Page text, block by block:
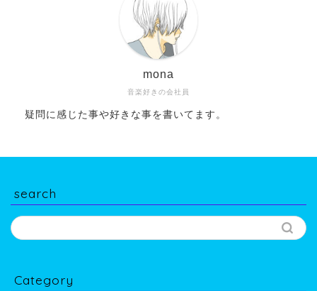
音楽好きの会社員
mona
疑問に感じた事や好きな事を書いてます。
search
Category